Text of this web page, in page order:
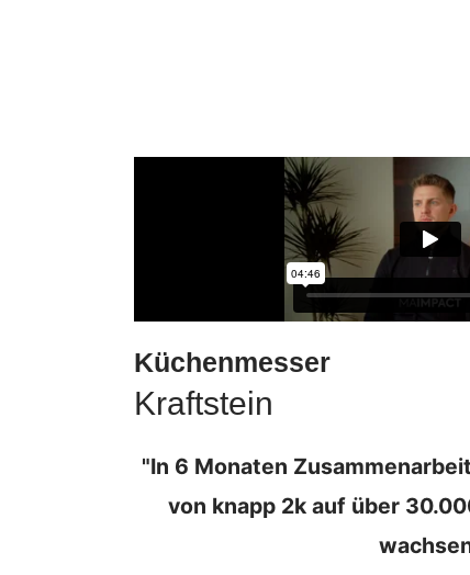
Küchenmesser
Kraftstein
"In 6 Monaten
von knapp 2k auf über